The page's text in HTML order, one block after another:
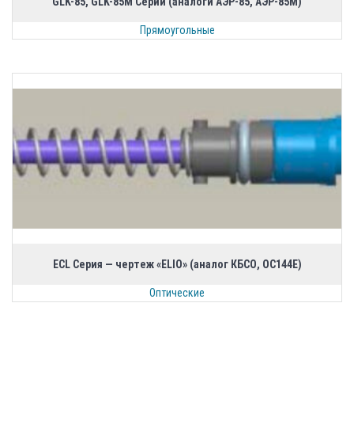
Прямоугольные
ECL Серия — чертеж «ELIO» (аналог КБСО, ОС144Е)
Оптические